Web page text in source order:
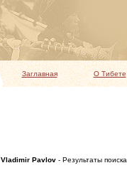
Заглавная О Тибете
Vladimir Pavlov - Результаты поиска.